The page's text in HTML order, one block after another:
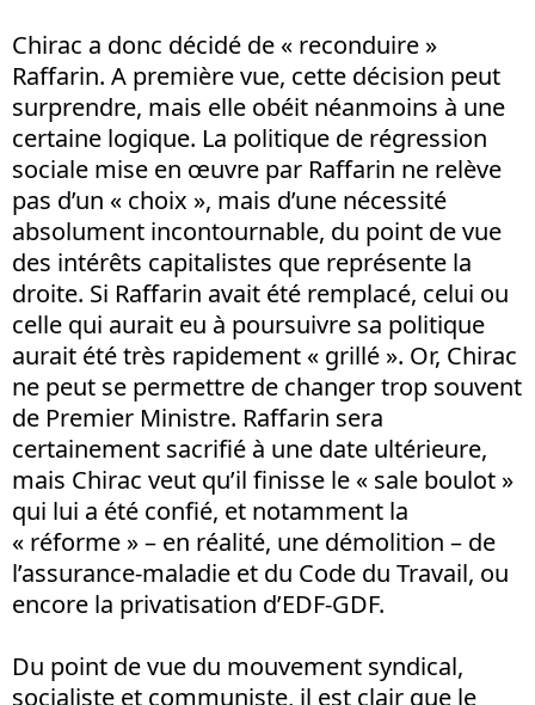
Chirac a donc décidé de « reconduire »
Raffarin. A première vue, cette décision peut
surprendre, mais elle obéit néanmoins à une
certaine logique. La politique de régression
sociale mise en œuvre par Raffarin ne relève
pas d’un « choix », mais d’une nécessité
absolument incontournable, du point de vue
des intérêts capitalistes que représente la
droite. Si Raffarin avait été remplacé, celui ou
celle qui aurait eu à poursuivre sa politique
aurait été très rapidement « grillé ». Or, Chirac
ne peut se permettre de changer trop souvent
de Premier Ministre. Raffarin sera
certainement sacrifié à une date ultérieure,
mais Chirac veut qu’il finisse le « sale boulot »
qui lui a été confié, et notamment la
« réforme » – en réalité, une démolition – de
l’assurance-maladie et du Code du Travail, ou
encore la privatisation d’EDF-GDF.
Du point de vue du mouvement syndical,
socialiste et communiste, il est clair que le